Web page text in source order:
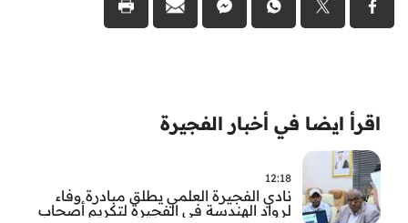
اقرأ ايضا في أخبار الفجيرة
12:18
نادي الفجيرة العلمي يطلق مبادرة وفاء
لرواد الهندسة في الفجيرة لتكريم أصحاب